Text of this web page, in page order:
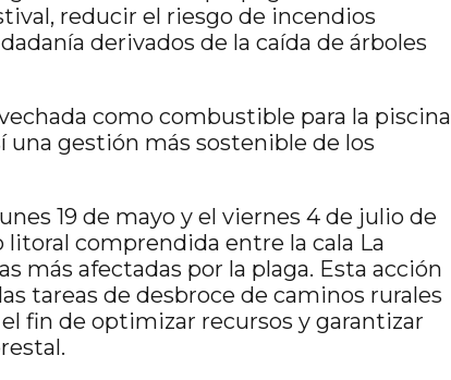
reducir el riesgo de incendios
derivados de la caída de árboles
como combustible para la piscina
gestión más sostenible de los
19 de mayo y el viernes 4 de julio de
litoral comprendida entre la cala La
más afectadas por la plaga. Esta acción
tareas de desbroce de caminos rurales
fin de optimizar recursos y garantizar